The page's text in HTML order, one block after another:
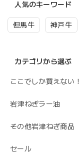
人気のキーワード
但馬牛 神戸牛
カテゴリから選ぶ
ここでしか買えない！
岩津ねぎラー油
その他岩津ねぎ商品
セール